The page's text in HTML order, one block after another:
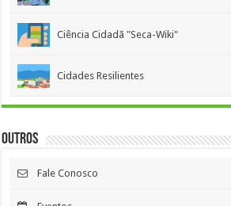
Ciência Cidadã "Seca-Wiki"
Cidades Resilientes
Outros
Fale Conosco